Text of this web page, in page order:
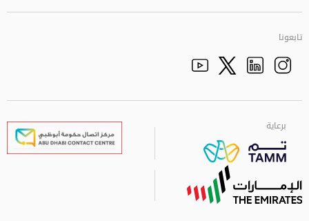
تابعونا
Facebook
Instagramالذهاب الى تم
Twitter
Youtube
برعاية
برعاية
برعاية
برعاية